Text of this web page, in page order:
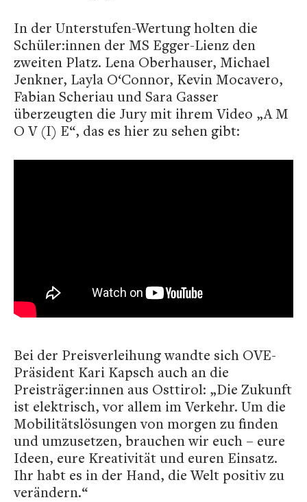
In der Unterstufen-Wertung holten die
Schüler:innen der MS Egger-Lienz den
zweiten Platz. Lena Oberhauser, Michael
Jenkner, Layla O‘Connor, Kevin Mocavero,
Fabian Scheriau und Sara Gasser
überzeugten die Jury mit ihrem Video „A M
O V (I) E“, das es hier zu sehen gibt:
Bei der Preisverleihung wandte sich OVE-
Präsident Kari Kapsch auch an die
Preisträger:innen aus Osttirol: „Die Zukunft
ist elektrisch, vor allem im Verkehr. Um die
Mobilitätslösungen von morgen zu finden
und umzusetzen, brauchen wir euch – eure
Ideen, eure Kreativität und euren Einsatz.
Ihr habt es in der Hand, die Welt positiv zu
verändern.“